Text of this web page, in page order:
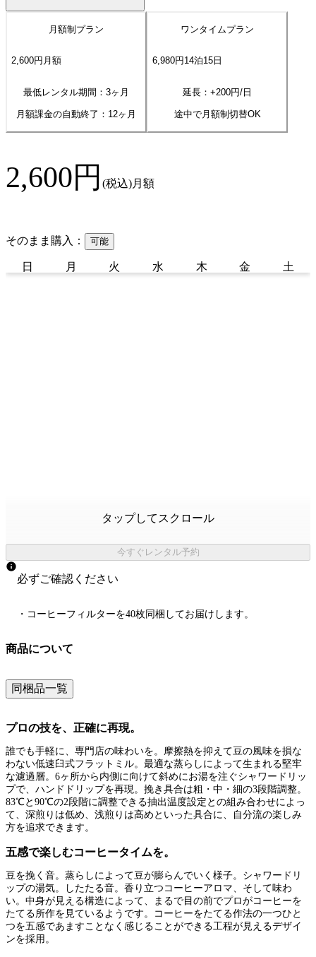
月額制プラン
2,600円 月額
最低レンタル期間：3ヶ月
月額課金の自動終了： 12ヶ月
ワンタイムプラン
6,980円 14泊15 日
延長：+200円/日
途中で月額制切替OK
2,600円 (税込)月額
そのまま購入： 可能
日 月 火 水 木 金 土
タップしてスクロール
今すぐレンタル予約
必ずご確認ください
・コーヒーフィルターを40枚同梱してお届けします。
商品について
同梱品一覧
プロの技を、正確に再現。
誰でも手軽に、専門店の味わいを。摩擦熱を抑えて豆の風味を損な
わない低速臼式フラットミル。最適な蒸らしによって生まれる堅牢
な濾過層。6ヶ所から内側に向けて斜めにお湯を注ぐシャワードリッ
プで、ハンドドリップを再現。挽き具合は粗・中・細の3段階調整。
83℃と90℃の2段階に調整できる抽出温度設定との組み合わせによっ
て、深煎りは低め、浅煎りは高めといった具合に、自分流の楽しみ
方を追求できます。
五感で楽しむコーヒータイムを。
豆を挽く音。蒸らしによって豆が膨らんでいく様子。シャワードリ
ップの湯気。したたる音。香り立つコーヒーアロマ、そして味わ
い。中身が見える構造によって、まるで目の前でプロがコーヒーを
たてる所作を見ているようです。コーヒーをたてる作法の一つひと
つを五感であますことなく感じることができる工程が見えるデザイ
ンを採用。